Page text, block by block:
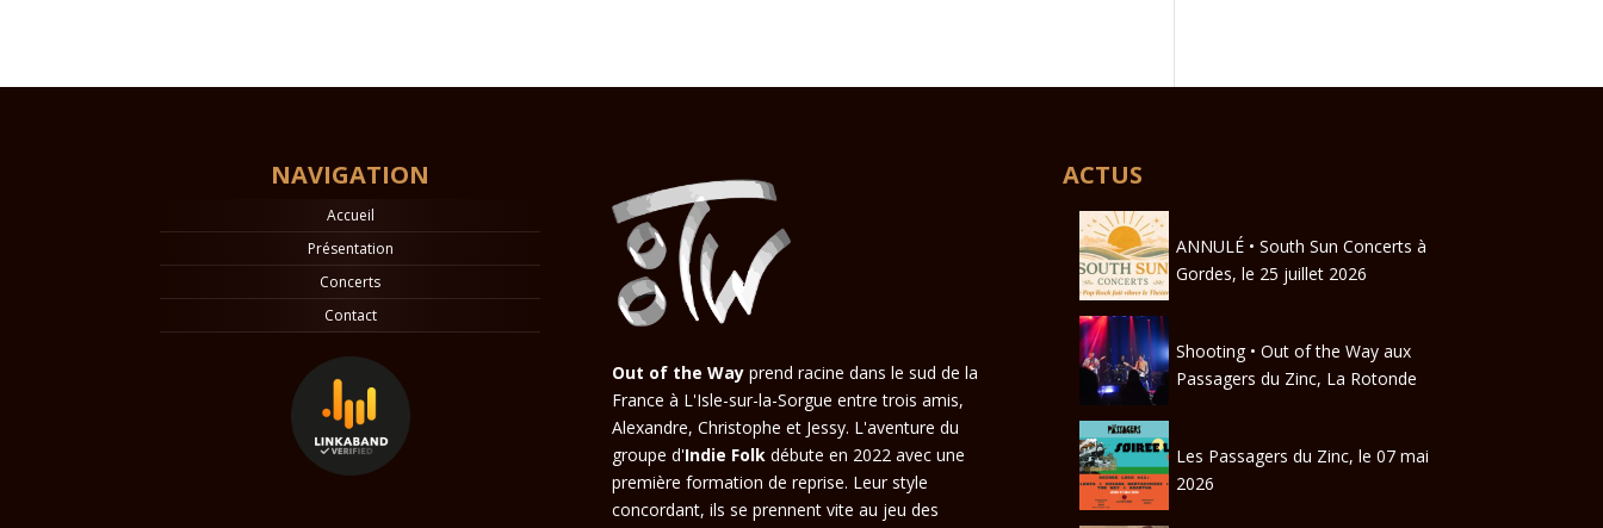
NAVIGATION
Accueil
Présentation
Concerts
Contact
Out of the Wayprend racine dans le sud de la
France à L'Isle-sur-la-Sorgue entre trois amis,
Alexandre, Christophe et Jessy. L'aventure du
groupe d'Indie Folkdébute en 2022 avec une
première formation de reprise. Leur style
concordant, ils se prennent vite au jeu des
ACTUS
ANNULÉ • South Sun Concerts à
Gordes, le 25 juillet 2026
Shooting • Out of the Way aux
Passagers du Zinc, La Rotonde
Les Passagers du Zinc, le 07 mai
2026